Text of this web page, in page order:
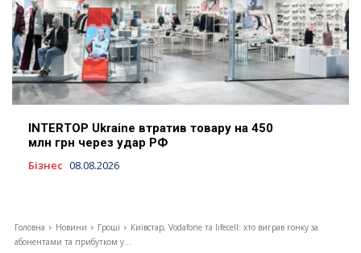
INTERTOP Ukraine втратив товару на 450
млн грн через удар РФ
Бізнес 08.08.2026